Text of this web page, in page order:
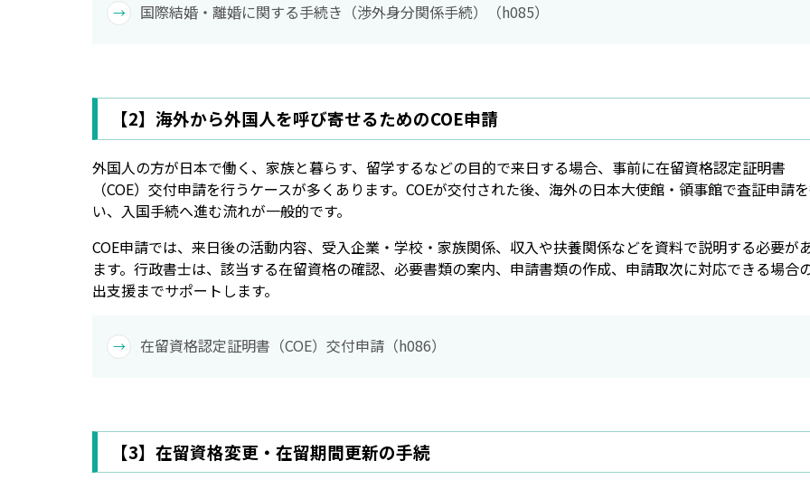
国際結婚・離婚に関する手続き（渉外身分関係手続）（h085）
【2】海外から外国人を呼び寄せるためのCOE申請
外国人の方が日本で働く、家族と暮らす、留学するなどの目的で来日する場合、事前に在留資格認定証明書
（COE）交付申請を行うケースが多くあります。COEが交付された後、海外の日本大使館・領事館で査証申請
い、入国手続へ進む流れが一般的です。
COE申請では、来日後の活動内容、受入企業・学校・家族関係、収入や扶養関係などを資料で説明する必要が
ます。行政書士は、該当する在留資格の確認、必要書類の案内、申請書類の作成、申請取次に対応できる場合
出支援までサポートします。
在留資格認定証明書（COE）交付申請（h086）
【3】在留資格変更・在留期間更新の手続